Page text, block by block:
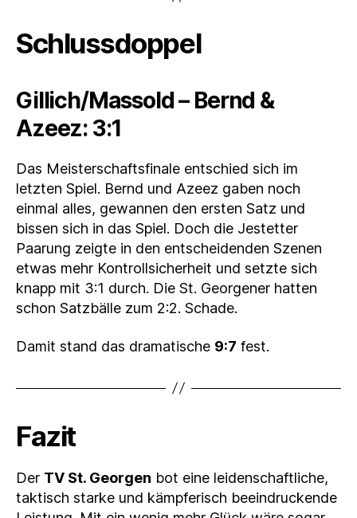
Schlussdoppel
Gillich/Massold – Bernd &
Azeez: 3:1
Das Meisterschaftsfinale entschied sich im
letzten Spiel. Bernd und Azeez gaben noch
einmal alles, gewannen den ersten Satz und
bissen sich in das Spiel. Doch die Jestetter
Paarung zeigte in den entscheidenden Szenen
etwas mehr Kontrollsicherheit und setzte sich
knapp mit 3:1 durch. Die St. Georgener hatten
schon Satzbälle zum 2:2. Schade.
Damit stand das dramatische 9:7 fest.
Fazit
Der TV St. Georgen bot eine leidenschaftliche,
taktisch starke und kämpferisch beeindruckende